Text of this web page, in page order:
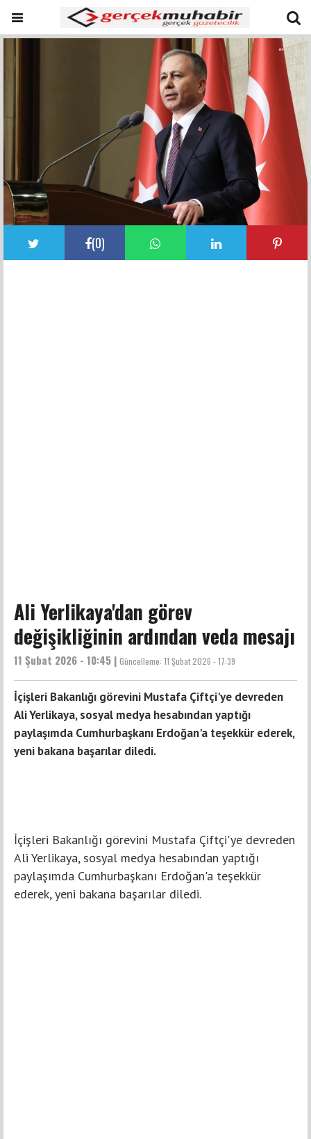
(0)
Ali Yerlikaya'dan görev
değişikliğinin ardından veda mesajı
11 Şubat 2026 - 10:45 | Güncelleme: 11 Şubat 2026 - 17:39
İçişleri Bakanlığı görevini Mustafa Çiftçi'ye devreden
Ali Yerlikaya, sosyal medya hesabından yaptığı
paylaşımda Cumhurbaşkanı Erdoğan'a teşekkür ederek,
yeni bakana başarılar diledi.
İçişleri Bakanlığı görevini Mustafa Çiftçi'ye devreden
Ali Yerlikaya, sosyal medya hesabından yaptığı
paylaşımda Cumhurbaşkanı Erdoğan'a teşekkür
ederek, yeni bakana başarılar diledi.